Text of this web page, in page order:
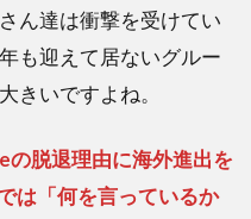
ん達は衝撃を受けてい
も迎えて居ないグルー
きいですよね。
脱退理由に海外進出を
は「何を言っているか